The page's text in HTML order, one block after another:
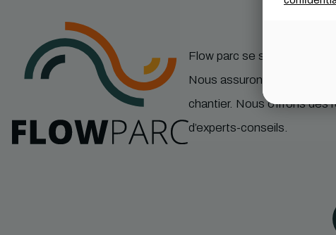
Flow parc se spécialise
Nous assurons chacune
chantier. Nous offrons des
d’experts-conseils.